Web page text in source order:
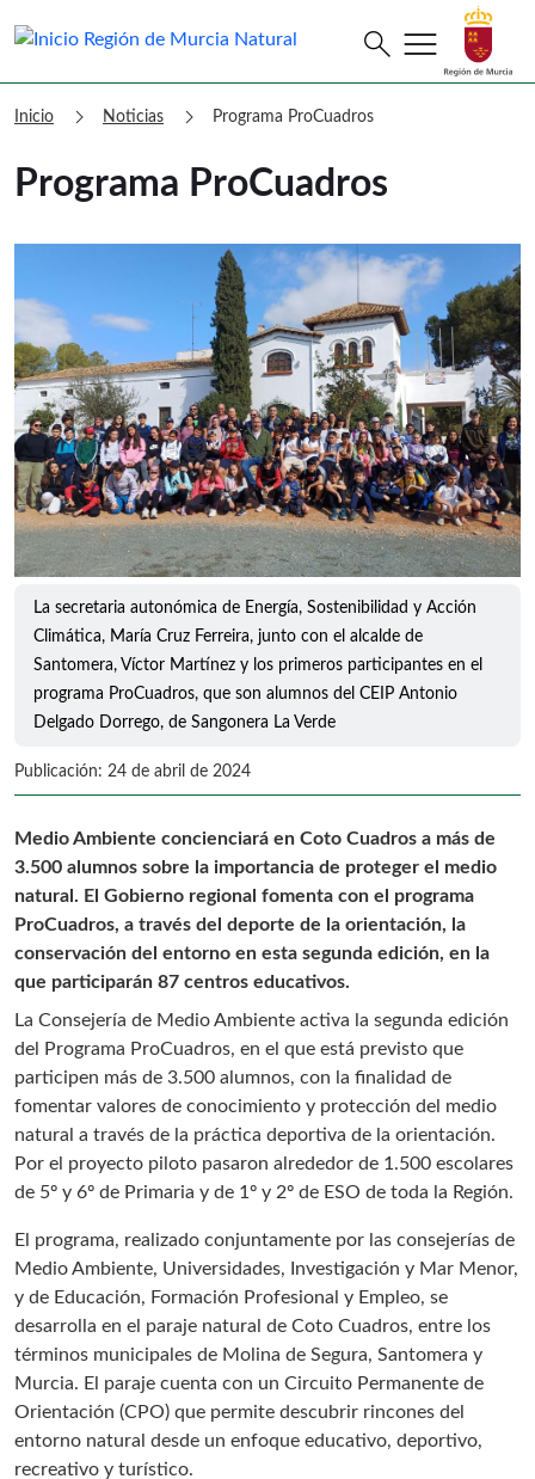
Murcia Natural Programa ProCuadros
Buscar
search menu
Inicio chevron_right Noticias chevron_right Programa ProCuadros
Programa ProCuadros
La secretaria autonómica de Energía, Sostenibilidad y Acción
Climática, María Cruz Ferreira, junto con el alcalde de
Santomera, Víctor Martínez y los primeros participantes en el
programa ProCuadros, que son alumnos del CEIP Antonio
Delgado Dorrego, de Sangonera La Verde
Publicación: 24 de abril de 2024
Medio Ambiente concienciará en Coto Cuadros a más de
3.500 alumnos sobre la importancia de proteger el medio
natural. El Gobierno regional fomenta con el programa
ProCuadros, a través del deporte de la orientación, la
conservación del entorno en esta segunda edición, en la
que participarán 87 centros educativos.
La Consejería de Medio Ambiente activa la segunda edición
del Programa ProCuadros, en el que está previsto que
participen más de 3.500 alumnos, con la finalidad de
fomentar valores de conocimiento y protección del medio
natural a través de la práctica deportiva de la orientación.
Por el proyecto piloto pasaron alrededor de 1.500 escolares
de 5º y 6º de Primaria y de 1º y 2º de ESO de toda la Región.
El programa, realizado conjuntamente por las consejerías de
Medio Ambiente, Universidades, Investigación y Mar Menor,
y de Educación, Formación Profesional y Empleo, se
desarrolla en el paraje natural de Coto Cuadros, entre los
términos municipales de Molina de Segura, Santomera y
Murcia. El paraje cuenta con un Circuito Permanente de
Orientación (CPO) que permite descubrir rincones del
entorno natural desde un enfoque educativo, deportivo,
recreativo y turístico.